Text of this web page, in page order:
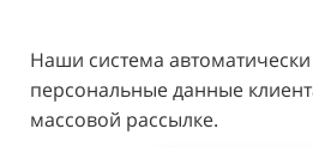
Наши система автоматически
персональные данные
массовой рассылке.